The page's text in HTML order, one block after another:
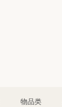
物品类